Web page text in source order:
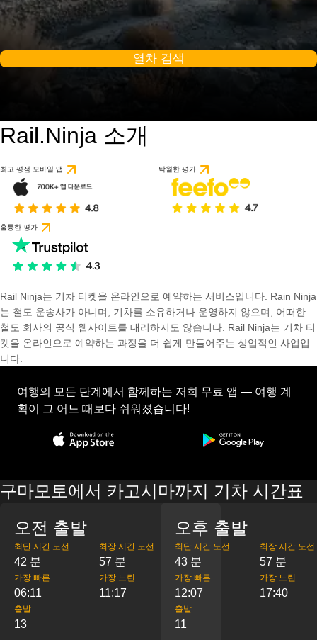
열차 검색
Rail.Ninja 소개
최고 평점 모바일 앱 탁월한 평가
훌륭한 평가
Rail Ninja는 기차 티켓을 온라인으로 예약하는 서비스입니다. Rain Ninja
는 철도 운송사가 아니며, 기차를 소유하거나 운영하지 않으며, 어떠한
철도 회사의 공식 웹사이트를 대리하지도 않습니다. Rail Ninja는 기차 티
켓을 온라인으로 예약하는 과정을 더 쉽게 만들어주는 상업적인 사업입
니다.
여행의 모든 단계에서 함께하는 저희 무료 앱 — 여행 계
획이 그 어느 때보다 쉬워졌습니다!
구마모토에서 카고시마까지 기차 시간표
오전 출발
최단 시간 노선
42 분
최장 시간 노선
57 분
가장 빠른
06:11
가장 느린
11:17
출발
13
오후 출발
최단 시간 노선
43 분
최장 시간 노선
57 분
가장 빠른
12:07
가장 느린
17:40
출발
11